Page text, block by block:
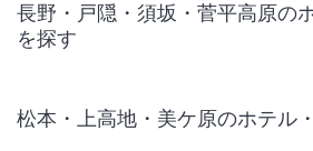
長野・戸隠・須坂・菅平高原の
を探す
松本・上高地・美ケ原のホテル